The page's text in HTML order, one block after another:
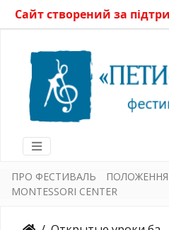
Сайт створений за
ПРО ФЕСТИВАЛЬ ПОЛОЖЕННЯ
MONTESSORI CENTER